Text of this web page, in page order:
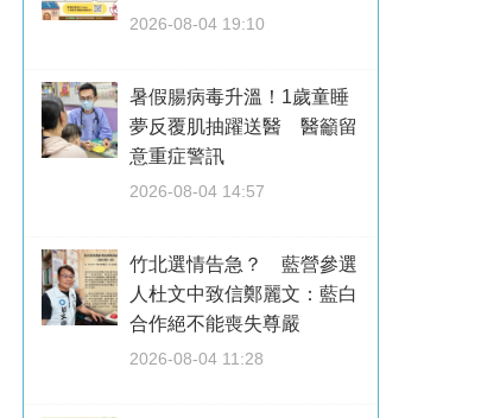
2026-08-04 19:10
暑假腸病毒升溫！1歲童睡
夢反覆肌抽躍送醫 醫籲留
意重症警訊
2026-08-04 14:57
竹北選情告急？ 藍營參選
人杜文中致信鄭麗文：藍白
合作絕不能喪失尊嚴
2026-08-04 11:28